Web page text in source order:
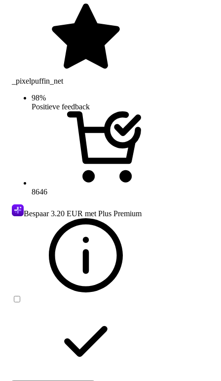
_pixelpuffin_net
98%
Positieve feedback
8646
Bespaar3.20 EUR met Plus Premium